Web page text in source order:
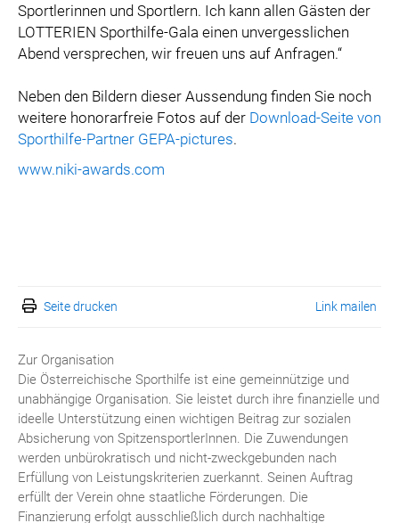
Sportlerinnen und Sportlern. Ich kann allen Gästen der
LOTTERIEN Sporthilfe-Gala einen unvergesslichen
Abend versprechen, wir freuen uns auf Anfragen.“
Neben den Bildern dieser Aussendung finden Sie noch
weitere honorarfreie Fotos auf der Download-Seite von
Sporthilfe-Partner GEPA-pictures.
www.niki-awards.com
Seite drucken Link mailen
Zur Organisation
Die Österreichische Sporthilfe ist eine gemeinnützige und
unabhängige Organisation. Sie leistet durch ihre finanzielle und
ideelle Unterstützung einen wichtigen Beitrag zur sozialen
Absicherung von SpitzensportlerInnen. Die Zuwendungen
werden unbürokratisch und nicht-zweckgebunden nach
Erfüllung von Leistungskriterien zuerkannt. Seinen Auftrag
erfüllt der Verein ohne staatliche Förderungen. Die
Finanzierung erfolgt ausschließlich durch nachhaltige